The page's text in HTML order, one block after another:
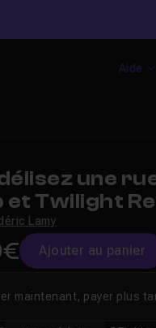
Aide
une
et Twilight
Lamy
Ajouter au panier
maintenant, payer plus